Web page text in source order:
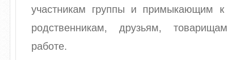
участникам группы и примыкающим
родственникам, друзьям,
работе.